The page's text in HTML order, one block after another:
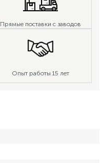
Прямые поставки с заводов
Опыт работы 15 лет